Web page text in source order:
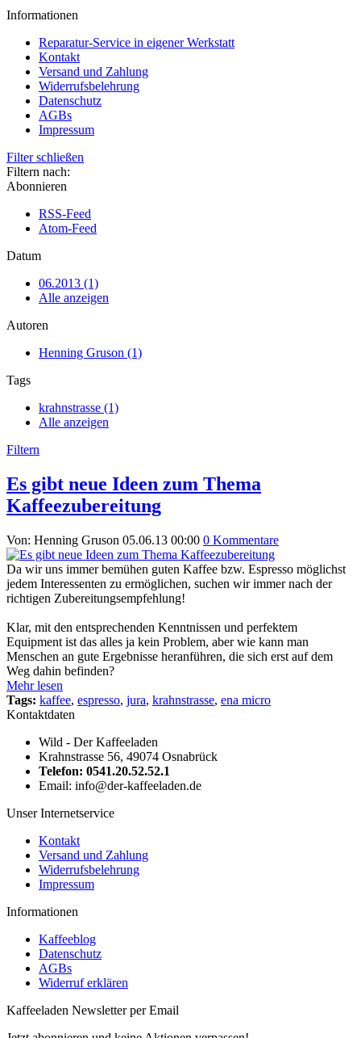
Informationen
Reparatur-Service in eigener Werkstatt
Kontakt
Versand und Zahlung
Widerrufsbelehrung
Datenschutz
AGBs
Impressum
Filter schließen
Filtern nach:
Abonnieren
RSS-Feed
Atom-Feed
Datum
06.2013 (1)
Alle anzeigen
Autoren
Henning Gruson (1)
Tags
krahnstrasse (1)
Alle anzeigen
Filtern
Es gibt neue Ideen zum Thema
Kaffeezubereitung
Von: Henning Gruson 05.06.13 00:00 0 Kommentare
Da wir uns immer bemühen guten Kaffee bzw. Espresso möglichst
jedem Interessenten zu ermöglichen, suchen wir immer nach der
richtigen Zubereitungsempfehlung!
Klar, mit den entsprechenden Kenntnissen und perfektem
Equipment ist das alles ja kein Problem, aber wie kann man
Menschen an gute Ergebnisse heranführen, die sich erst auf dem
Weg dahin befinden?
Mehr lesen
Tags: kaffee, espresso, jura, krahnstrasse, ena micro
Kontaktdaten
Wild - Der Kaffeeladen
Krahnstrasse 56, 49074 Osnabrück
Telefon: 0541.20.52.52.1
Email: info@der-kaffeeladen.de
Unser Internetservice
Kontakt
Versand und Zahlung
Widerrufsbelehrung
Impressum
Informationen
Kaffeeblog
Datenschutz
AGBs
Widerruf erklären
Kaffeeladen Newsletter per Email